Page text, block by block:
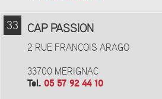
33 CAP PASSION
2 RUE FRANCOIS ARAGO
33700 MERIGNAC
Tel. 05 57 92 44 10